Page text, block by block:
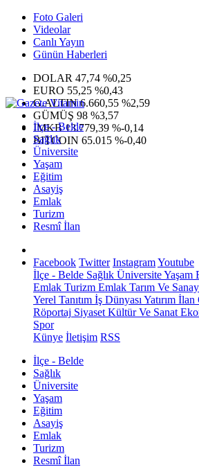
Foto Galeri
Videolar
Canlı Yayın
Günün Haberleri
DOLAR 47,74 %0,25
EURO 55,25 %0,43
G.ALTIN6.660,55 %2,59
GÜMÜŞ 98 %3,57
IMKB13.779,39 %-0,14
BITCOIN 65.015 %-0,40
İlçe - Belde
Sağlık
Üniversite
Yaşam
Eğitim
Asayiş
Emlak
Turizm
Resmî İlan
Facebook Twitter InstagramYoutube
İlçe - Belde Sağlık ÜniversiteYaşam
Emlak Turizm Emlak Tarım Ve
Yerel Tanıtım İş Dünyası Yatırım İlan
Röportaj Siyaset Kültür Ve Sanat
Spor
Künye İletişim RSS
İlçe - Belde
Sağlık
Üniversite
Yaşam
Eğitim
Asayiş
Emlak
Turizm
Resmî İlan